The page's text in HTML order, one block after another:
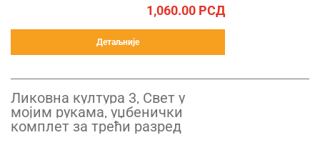
1,060.00 РСД
Детаљније
Ликовна култура 3, Свет у
мојим рукама, уџбенички
комплет за трећи разред